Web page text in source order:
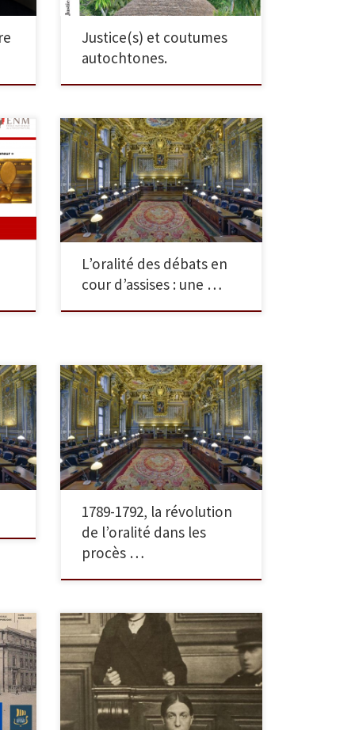
Justice(s) et coutumes
autochtones.
/
Conférence / 13 novembre
2025
L’oralité des débats en
cour d’assises : une …
Conférence de Hervé Leuwers /
5 mai 2025 (14-16h)
1789-1792, la révolution
de l’oralité dans les
procès …
Musée du Barreau de Paris,
textes de Basile Ader, Paris,
Editions Edisens, 2023. Une
image vaut mille mots. Elle
raconte beaucoup de choses